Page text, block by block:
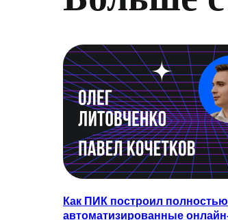
Как ПИК построил полностью
автоматизированные